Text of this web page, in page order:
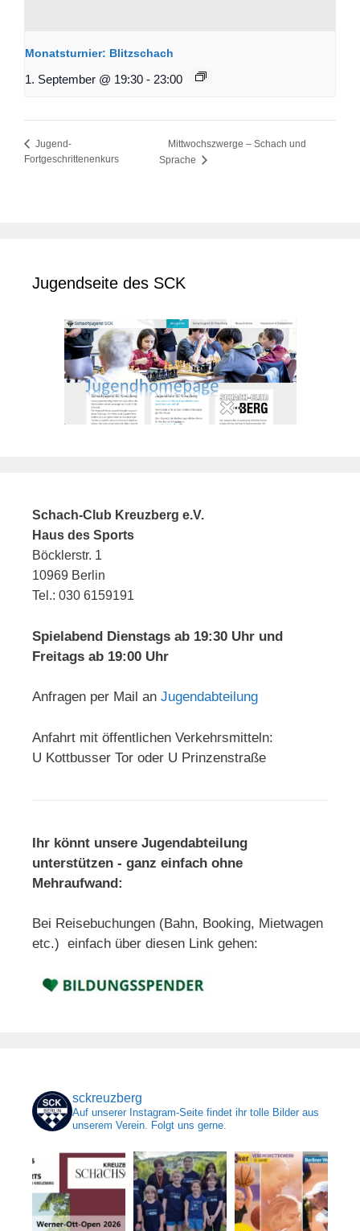
Monatsturnier: Blitzschach
1. September @ 19:30 - 23:00
Jugend-
Fortgeschrittenenkurs
Mittwochszwerge – Schach und
Sprache
Jugendseite des SCK
Schach-Club Kreuzberg e.V.
Haus des Sports
Böcklerstr. 1
10969 Berlin
Tel.: 030 6159191
Spielabend Dienstags ab 19:30 Uhr und
Freitags ab 19:00 Uhr
Anfragen per Mail an Jugendabteilung
Anfahrt mit öffentlichen Verkehrsmitteln:
U Kottbusser Tor oder U Prinzenstraße
Ihr könnt unsere Jugendabteilung
unterstützen - ganz einfach ohne
Mehraufwand:
Bei Reisebuchungen (Bahn, Booking, Mietwagen
etc.) einfach über diesen Link gehen:
sckreuzberg
Auf unserer Instagram-Seite findet ihr tolle Bilder aus
unserem Verein. Folgt uns gerne.